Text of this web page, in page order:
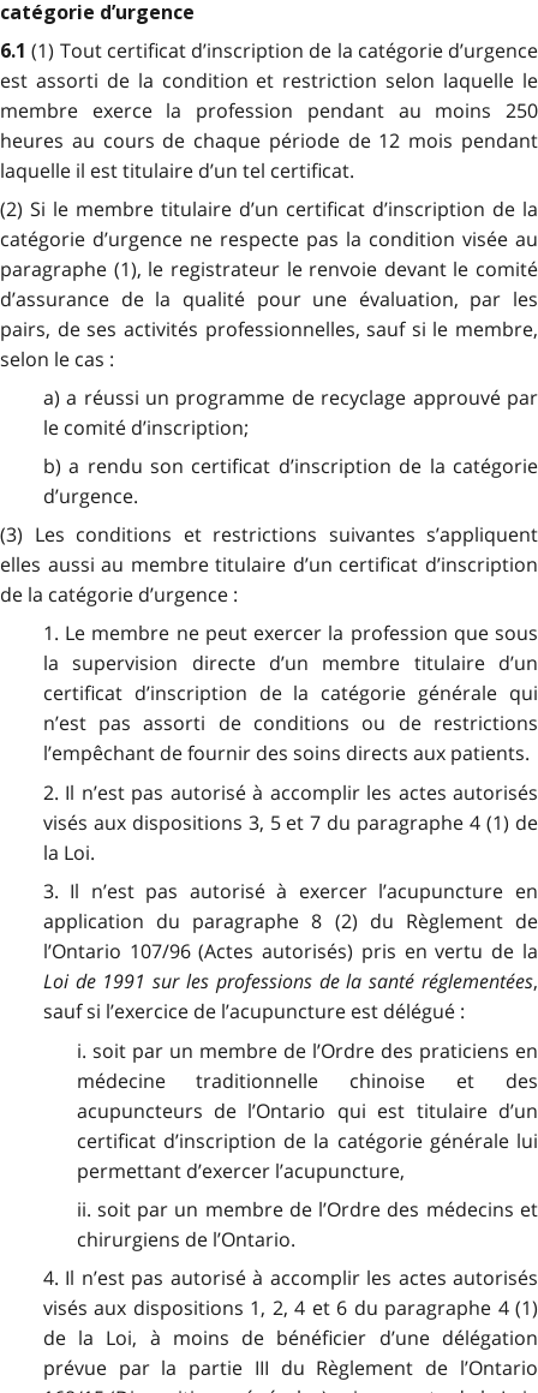
catégorie d’urgence
6.1(1) Tout certificat d’inscription de la catégorie d’urgence
est assorti de la condition et restriction selon laquelle le
membre exerce la profession pendant au moins 250
heures au cours de chaque période de 12 mois pendant
laquelle il est titulaire d’un tel certificat.
(2) Si le membre titulaire d’un certificat d’inscription de la
catégorie d’urgence ne respecte pas la condition visée au
paragraphe (1), le registrateur le renvoie devant le comité
d’assurance de la qualité pour une évaluation, par les
pairs, de ses activités professionnelles, sauf si le membre,
selon le cas :
a) a réussi un programme de recyclage approuvé par
le comité d’inscription;
b) a rendu son certificat d’inscription de la catégorie
d’urgence.
(3) Les conditions et restrictions suivantes s’appliquent
elles aussi au membre titulaire d’un certificat d’inscription
de la catégorie d’urgence :
1. Le membre ne peut exercer la profession que sous
la supervision directe d’un membre titulaire d’un
certificat d’inscription de la catégorie générale qui
n’est pas assorti de conditions ou de restrictions
l’empêchant de fournir des soins directs aux patients.
2. Il n’est pas autorisé à accomplir les actes autorisés
visés aux dispositions 3, 5 et 7 du paragraphe 4 (1) de
la Loi.
3. Il n’est pas autorisé à exercer l’acupuncture en
application du paragraphe 8 (2) du Règlement de
l’Ontario 107/96 (Actes autorisés) pris en vertu de la
Loi de 1991 sur les professions de la santé réglementées,
sauf si l’exercice de l’acupuncture est délégué :
i. soit par un membre de l’Ordre des praticiens en
médecine traditionnelle chinoise et des
acupuncteurs de l’Ontario qui est titulaire d’un
certificat d’inscription de la catégorie générale lui
permettant d’exercer l’acupuncture,
ii. soit par un membre de l’Ordre des médecins et
chirurgiens de l’Ontario.
4. Il n’est pas autorisé à accomplir les actes autorisés
visés aux dispositions 1, 2, 4 et 6 du paragraphe 4 (1)
de la Loi, à moins de bénéficier d’une délégation
prévue par la partie III du Règlement de l’Ontario